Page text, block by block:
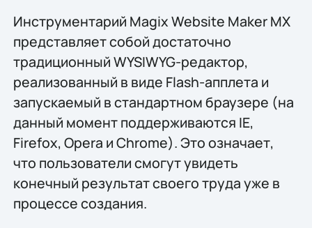
Инструментарий Magix Website Maker MX
представляет собой достаточно
традиционный WYSIWYG-редактор,
реализованный в виде Flash-апплета и
запускаемый в стандартном браузере (на
данный момент поддерживаются IE,
Firefox, Opera и Chrome). Это означает,
что пользователи смогут увидеть
конечный результат своего труда уже в
процессе создания.